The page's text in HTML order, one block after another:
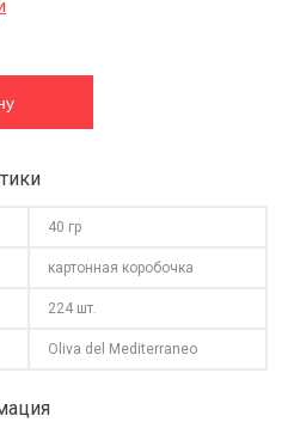
40 гр
картонная коробочка
224 шт.
Oliva del Mediterraneo